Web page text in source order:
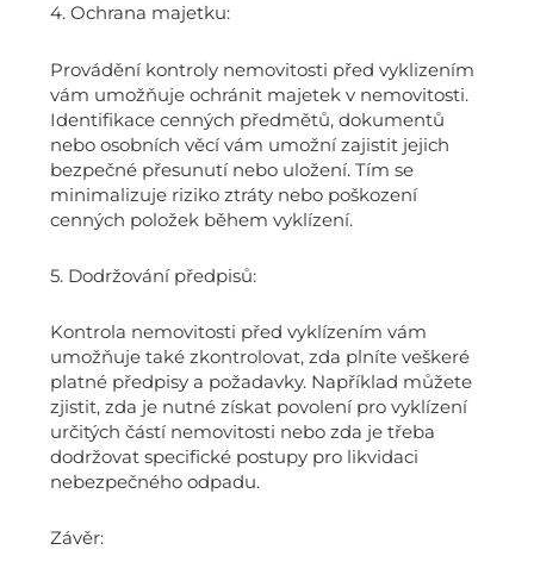
4. Ochrana majetku:
Provádění kontroly nemovitosti před vyklizením
vám umožňuje ochránit majetek v nemovitosti.
Identifikace cenných předmětů, dokumentů
nebo osobních věcí vám umožní zajistit jejich
bezpečné přesunutí nebo uložení. Tím se
minimalizuje riziko ztráty nebo poškození
cenných položek během vyklízení.
5. Dodržování předpisů:
Kontrola nemovitosti před vyklízením vám
umožňuje také zkontrolovat, zda plníte veškeré
platné předpisy a požadavky. Například můžete
zjistit, zda je nutné získat povolení pro vyklízení
určitých částí nemovitosti nebo zda je třeba
dodržovat specifické postupy pro likvidaci
nebezpečného odpadu.
Závěr: